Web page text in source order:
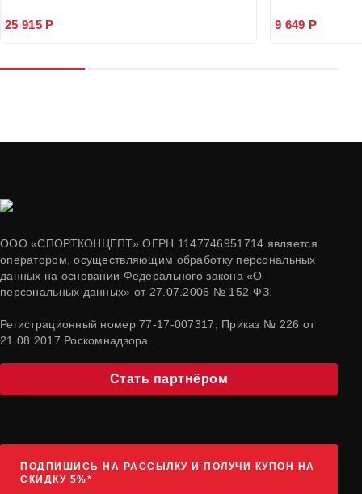
25 915 Р 9 649 Р
ООО «СПОРТКОНЦЕПТ» ОГРН 1147746951714 является
оператором, осуществляющим обработку персональных
данных на основании Федерального закона «О
персональных данных» от 27.07.2006 № 152-ФЗ.
Регистрационный номер 77-17-007317, Приказ № 226 от
21.08.2017 Роскомнадзора.
Стать партнёром
ПОДПИШИСЬ НА РАССЫЛКУ И ПОЛУЧИ КУПОН НА
СКИДКУ 5%*